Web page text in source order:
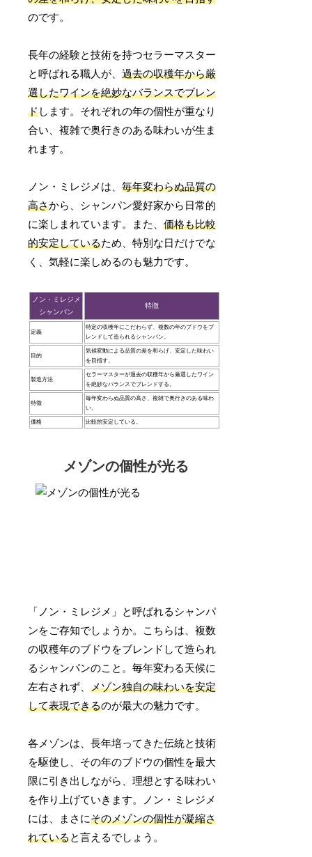
のです。
長年の経験と技術を持つセラーマスター
と呼ばれる職人が、過去の収穫年から厳
選したワインを絶妙なバランスでブレン
ドします。それぞれの年の個性が重なり
合い、複雑で奥行きのある味わいが生ま
れます。
ノン・ミレジメは、毎年変わらぬ品質の
高さから、シャンパン愛好家から日常的
に楽しまれています。また、価格も比較
的安定しているため、特別な日だけでな
く、気軽に楽しめるのも魅力です。
ノン・ミレジメ
シャンパン
特徴
定義
特定の収穫年にこだわらず、複数の年のブドウをブ
レンドして造られるシャンパン。
目的
気候変動による品質の差を和らげ、安定した味わい
を目指す。
製造方法
セラーマスターが過去の収穫年から厳選したワイン
を絶妙なバランスでブレンドする。
特徴
毎年変わらぬ品質の高さ、複雑で奥行きのある味わ
い。
価格 比較的安定している。
メゾンの個性が光る
「ノン・ミレジメ」と呼ばれるシャンパ
ンをご存知でしょうか。こちらは、複数
の収穫年のブドウをブレンドして造られ
るシャンパンのこと。毎年変わる天候に
左右されず、メゾン独自の味わいを安定
して表現できるのが最大の魅力です。
各メゾンは、長年培ってきた伝統と技術
を駆使し、その年のブドウの個性を最大
限に引き出しながら、理想とする味わい
を作り上げていきます。ノン・ミレジメ
には、まさにそのメゾンの個性が凝縮さ
れていると言えるでしょう。